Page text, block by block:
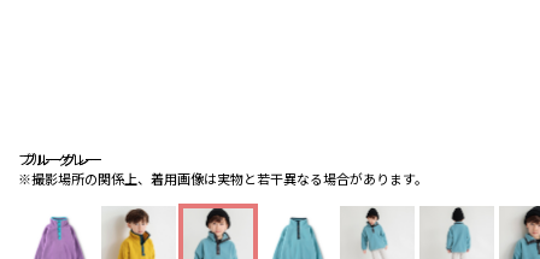
ブルーグレー
※撮影場所の関係上、着用画像は実物と若干異なる場合があります。
ブルーグレー
ブルーグレー